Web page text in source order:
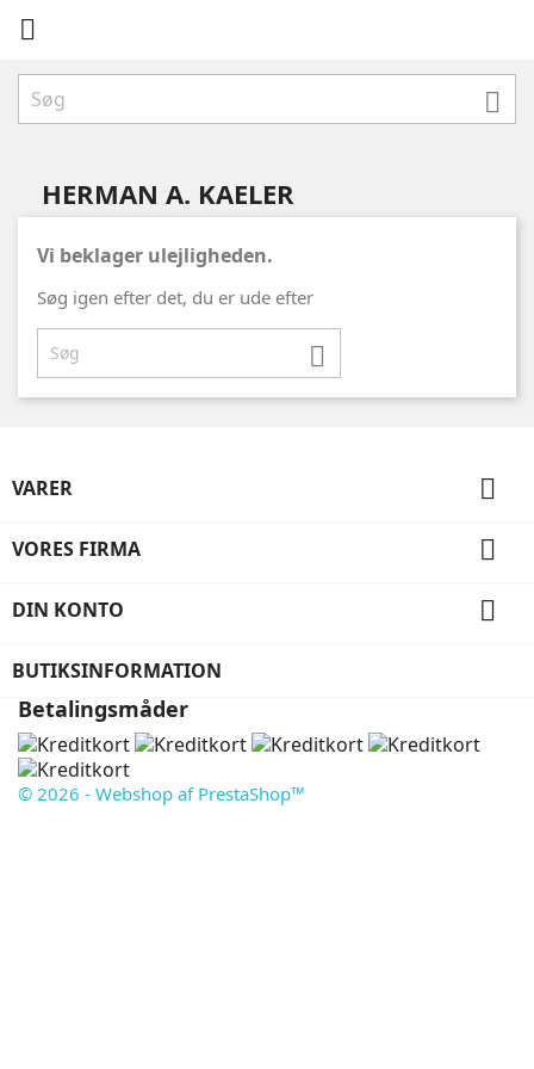


HERMAN A. KAELER
Vi beklager ulejligheden.
Søg igen efter det, du er ude efter

VARER 
VORES FIRMA 
DIN KONTO 
BUTIKSINFORMATION
Betalingsmåder
© 2026 - Webshop af PrestaShop™